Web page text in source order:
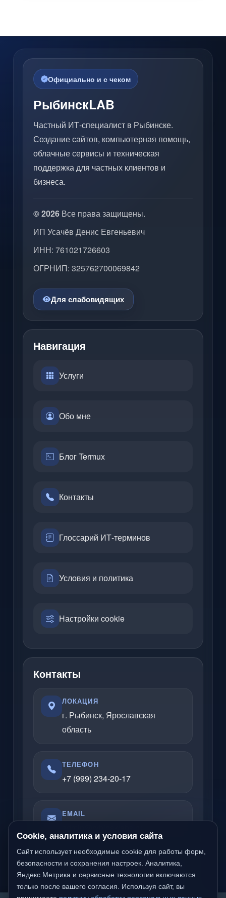
Официально и с чеком
РыбинскLAB
Частный ИТ-специалист в Рыбинске.
Создание сайтов, компьютерная помощь,
облачные сервисы и техническая
поддержка для частных клиентов и
бизнеса.
© 2026 Все права защищены.
ИП Усачёв Денис Евгеньевич
ИНН: 761021726603
ОГРНИП: 325762700069842
Для слабовидящих
Навигация
Услуги
Обо мне
Блог Termux
Контакты
Глоссарий ИТ-терминов
Условия и политика
Настройки cookie
Контакты
ЛОКАЦИЯ
г. Рыбинск, Ярославская
область
ТЕЛЕФОН
+7 (999) 234-20-17
EMAIL
Отвечаю по вопросам услуг, сайтов,
серверов, облачных решений и
компьютерной помощи.
Cookie, аналитика и условия сайта
Сайт использует необходимые cookie для работы форм,
безопасности и сохранения настроек. Аналитика,
Яндекс.Метрика и сервисные технологии включаются
только после вашего согласия. Используя сайт, вы